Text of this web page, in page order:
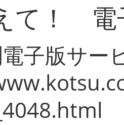
て！ 電
子版サー